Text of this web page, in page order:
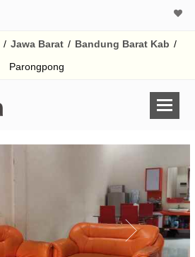
/ Jawa Barat / Bandung Barat Kab /
Parongpong
Harga Rp
% /th
Untuk hasil simulasi
pada kotak-
Simpan